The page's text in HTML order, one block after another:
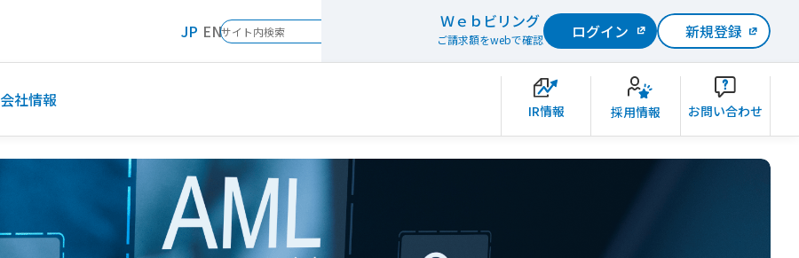
JP EN Ｗｅｂビリング
ご請求額をwebで確認 ログイン 新規登録
会社情報
IR情報 採用情報 お問い合わせ